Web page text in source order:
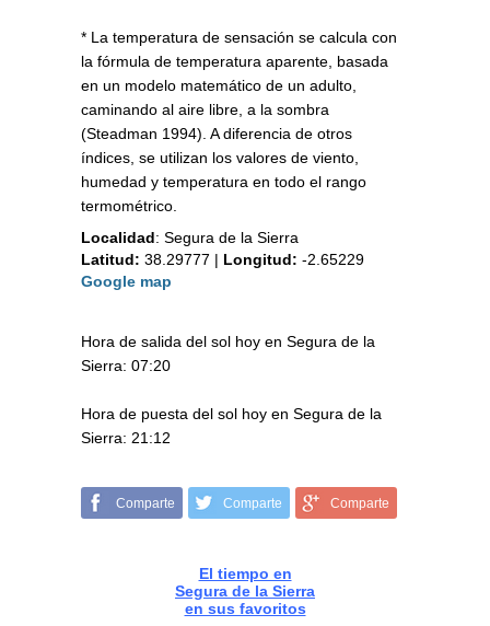
* La temperatura de sensación se calcula con
la fórmula de temperatura aparente, basada
en un modelo matemático de un adulto,
caminando al aire libre, a la sombra
(Steadman 1994). A diferencia de otros
índices, se utilizan los valores de viento,
humedad y temperatura en todo el rango
termométrico.
Localidad: Segura de la Sierra
Latitud: 38.29777 | Longitud: -2.65229
Google map
Hora de salida del sol hoy en Segura de la
Sierra: 07:20
Hora de puesta del sol hoy en Segura de la
Sierra: 21:12
Comparte Comparte Comparte
El tiempo en
Segura de la Sierra
en sus favoritos